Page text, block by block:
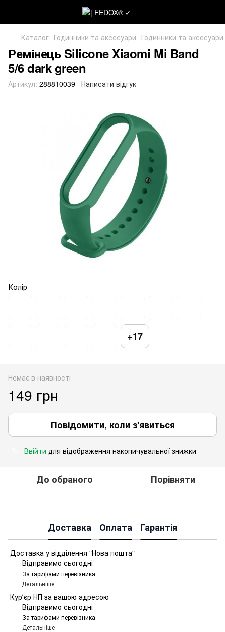
Каталог Годинники та аксесуари Годинники та
Ремінець Silicone Xiaomi Mi Band
5/6 dark green
Артикул: 288810039 Написати відгук
Колір
+17
Немає в наявності
149 грн
Повідомити, коли з'явиться
Ввійти для відображення накопичувальної знижки
До обраного Порівняти
Доставка Оплата Гарантія
Доставка у відділення "Нова пошта"
Відправимо сьогодні
За тарифами перевізника
Детальніше
Курʼєр НП за вашою адресою
Відправимо сьогодні
За тарифами перевізника
Детальніше